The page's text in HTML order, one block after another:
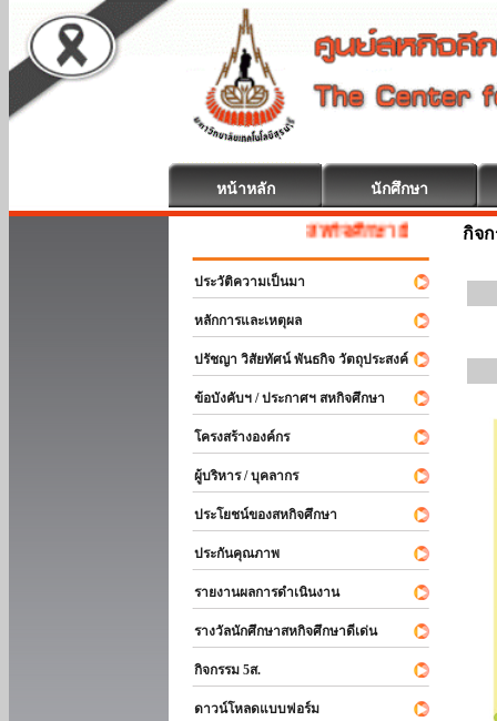
หน้าหลัก นักศึกษา
สหกิจศึกษา ยินดีต้อนรับ
ประวัติความเป็นมา
หลักการและเหตุผล
ปรัชญา วิสัยทัศน์ พันธกิจ วัตถุประสงค์
ข้อบังคับฯ / ประกาศฯ สหกิจศึกษา
โครงสร้างองค์กร
ผู้บริหาร / บุคลากร
ประโยชน์ของสหกิจศึกษา
ประกันคุณภาพ
รายงานผลการดำเนินงาน
รางวัลนักศึกษาสหกิจศึกษาดีเด่น
กิจกรรม 5ส.
ดาวน์โหลดแบบฟอร์ม
กิจ